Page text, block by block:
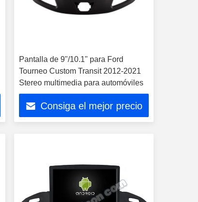
Pantalla de 9"/10.1" para Ford
Tourneo Custom Transit 2012-2021
Stereo multimedia para automóviles
Consiga el mejor precio